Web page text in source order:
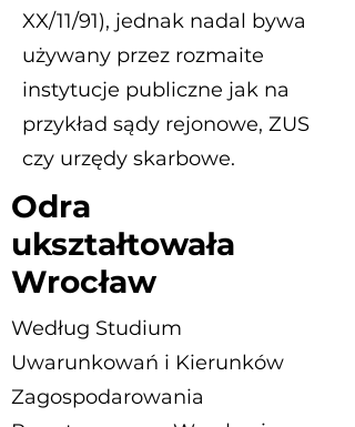
XX/11/91), jednak nadal bywa
używany przez rozmaite
instytucje publiczne jak na
przykład sądy rejonowe, ZUS
czy urzędy skarbowe.
Odra
ukształtowała
Wrocław
Według Studium
Uwarunkowań i Kierunków
Zagospodarowania